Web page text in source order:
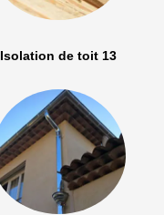
Isolation de toit 13